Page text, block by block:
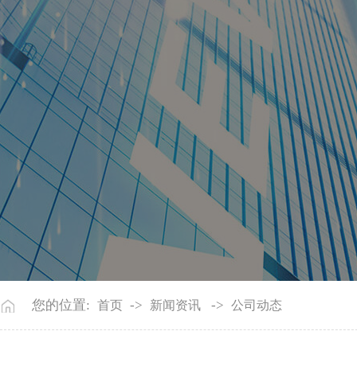
您的位置: 首页 -> 新闻资讯 -> 公司动态